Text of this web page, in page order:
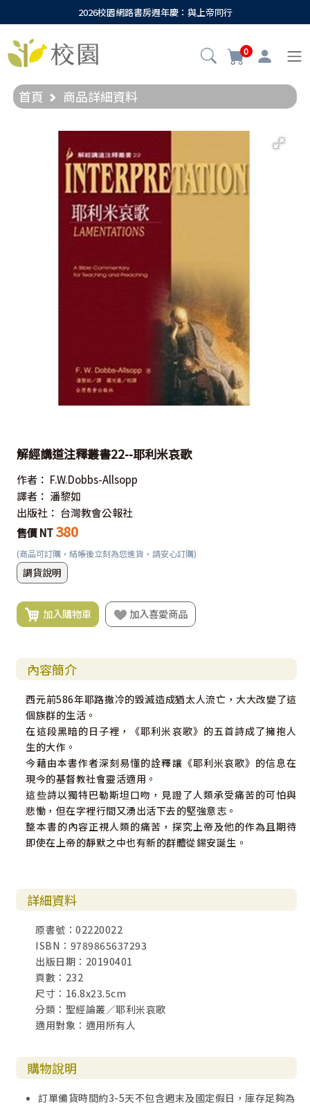
2026校園網路書房週年慶：與上帝同行
0
首頁 商品詳細資料
解經講道注釋叢書22--耶利米哀歌
作者： F.W.Dobbs-Allsopp
譯者： 潘黎如
出版社： 台灣教會公報社
售價 NT 380
(商品可訂購，結帳後立刻為您進貨，請安心訂購)
調貨說明
加入購物車 加入喜愛商品
內容簡介
西元前586年耶路撒冷的毀滅造成猶太人流亡，大大改變了這
個族群的生活。
在這段黑暗的日子裡，《耶利米哀歌》的五首詩成了擁抱人
生的大作。
今藉由本書作者深刻易懂的詮釋讓《耶利米哀歌》的信息在
現今的基督教社會靈活適用。
這些詩以獨特巴勒斯坦口吻，見證了人類承受痛苦的可怕與
悲慟，但在字裡行間又湧出活下去的堅強意志。
整本書的內容正視人類的痛苦，探究上帝及他的作為且期待
即使在上帝的靜默之中也有新的群體從錫安誕生。
詳細資料
原書號：02220022
ISBN：9789865637293
出版日期：20190401
頁數：232
尺寸：16.8x23.5cm
分類：聖經論叢／耶利米哀歌
適用對象：適用所有人
購物說明
訂單備貨時間約3-5天不包含週末及國定假日，庫存足夠為